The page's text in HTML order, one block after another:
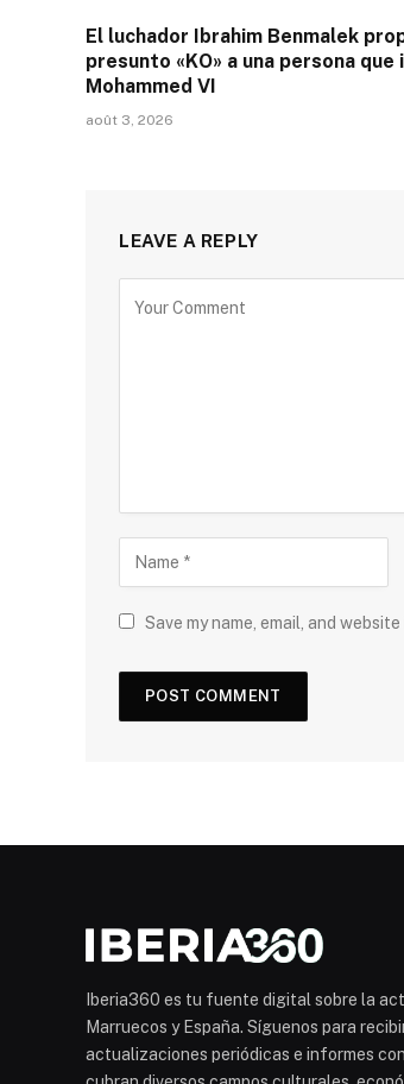
El luchador Ibrahim Benmalek
presunto «KO» a una persona
Mohammed VI
août 3, 2026
LEAVE A REPLY
Save my name, email, and
Iberia360 es tu fuente digital sobre la
Marruecos y España. Síguenos para
actualizaciones periódicas e informes